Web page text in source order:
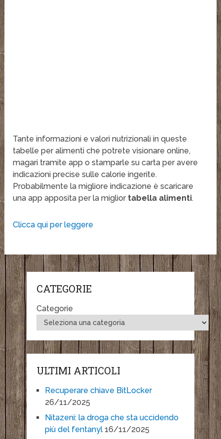
Tante informazioni e valori nutrizionali in queste
tabelle per alimenti che potrete visionare online,
magari tramite app o stamparle su carta per avere
indicazioni precise sulle calorie ingerite.
Probabilmente la migliore indicazione è scaricare
una app apposita per la miglior tabella alimenti.
Clicca qui per leggere
CATEGORIE
Categorie
ULTIMI ARTICOLI
Recuperare chiave BitLocker
26/11/2025
Nitazeni: la droga che sta uccidendo
più del fentanyl 16/11/2025